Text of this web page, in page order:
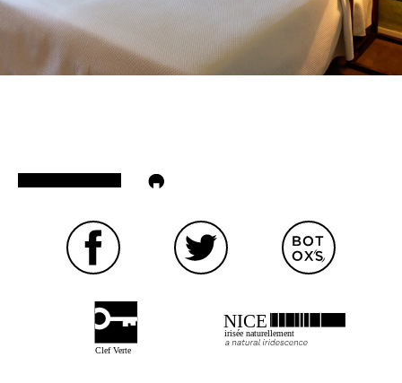
Clef Verte
NICE
irisée naturellement